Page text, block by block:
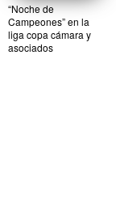
“Noche de
Campeones” en la
liga copa cámara y
asociados